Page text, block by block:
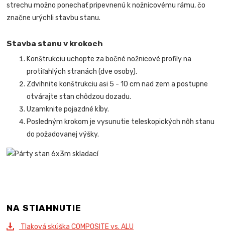
strechu možno ponechať pripevnenú k nožnicovému rámu, čo
značne urýchli stavbu stanu.
Stavba stanu v krokoch
Konštrukciu uchopte za bočné nožnicové profily na
protiľahlých stranách (dve osoby).
Zdvihnite konštrukciu asi 5 - 10 cm nad zem a postupne
otvárajte stan chôdzou dozadu.
Uzamknite pojazdné kĺby.
Posledným krokom je vysunutie teleskopických nôh stanu
do požadovanej výšky.
NA STIAHNUTIE
Tlaková skúška COMPOSITE vs. ALU